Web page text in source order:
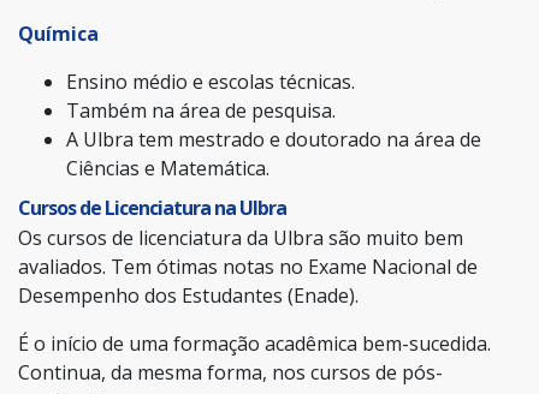
Química
Ensino médio e escolas técnicas.
Também na área de pesquisa.
A Ulbra tem mestrado e doutorado na área de
Ciências e Matemática.
Cursos de Licenciatura na Ulbra
Os cursos de licenciatura da Ulbra são muito bem
avaliados. Tem ótimas notas no Exame Nacional de
Desempenho dos Estudantes (Enade).
É o início de uma formação acadêmica bem-sucedida.
Continua, da mesma forma, nos cursos de pós-